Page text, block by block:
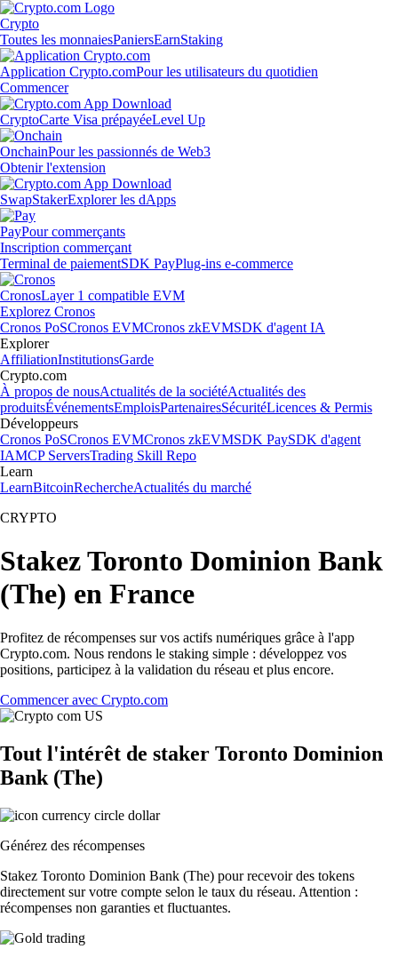
Crypto
Toutes les monnaiesPaniersEarnStaking
Application Crypto.comPour les utilisateurs du quotidien
Commencer
CryptoCarte Visa prépayéeLevel Up
OnchainPour les passionnés de Web3
Obtenir l'extension
SwapStakerExplorer les dApps
PayPour commerçants
Inscription commerçant
Terminal de paiementSDK PayPlug-ins e-commerce
CronosLayer 1 compatible EVM
Explorez Cronos
Cronos PoSCronos EVMCronos zkEVMSDK d'agent IA
Explorer
AffiliationInstitutionsGarde
Crypto.com
À propos de nousActualités de la sociétéActualités des
produitsÉvénementsEmploisPartenairesSécuritéLicences & Permis
Développeurs
Cronos PoSCronos EVMCronos zkEVMSDK PaySDK d'agent
IAMCP ServersTrading Skill Repo
Learn
LearnBitcoinRechercheActualités du marché
CRYPTO
Stakez Toronto Dominion Bank
(The) en France
Profitez de récompenses sur vos actifs numériques grâce à l'app
Crypto.com. Nous rendons le staking simple : développez vos
positions, participez à la validation du réseau et plus encore.
Commencer avec Crypto.com
Tout l'intérêt de staker Toronto Dominion
Bank (The)
Générez des récompenses
Stakez Toronto Dominion Bank (The) pour recevoir des tokens
directement sur votre compte selon le taux du réseau. Attention :
récompenses non garanties et fluctuantes.